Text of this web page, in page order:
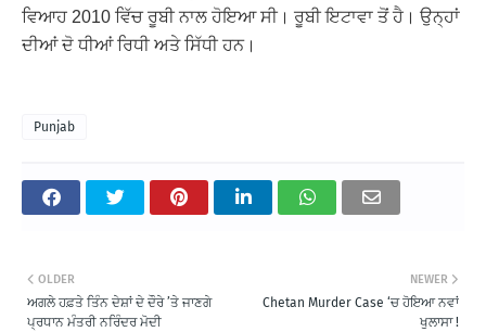
ਵਿਆਹ 2010 ਵਿੱਚ ਰੂਬੀ ਨਾਲ ਹੋਇਆ ਸੀ। ਰੂਬੀ ਇਟਾਵਾ ਤੋਂ ਹੈ। ਉਨ੍ਹਾਂ
ਦੀਆਂ ਦੋ ਧੀਆਂ ਰਿਧੀ ਅਤੇ ਸਿੱਧੀ ਹਨ।
Punjab
NEWER
Chetan Murder Case ‘ਚ ਹੋਇਆ ਨਵਾਂ
ਖੁਲਾਸਾ !
OLDER
ਅਗਲੇ ਹਫ਼ਤੇ ਤਿੰਨ ਦੇਸ਼ਾਂ ਦੇ ਦੌਰੇ ’ਤੇ ਜਾਣਗੇ
ਪ੍ਰਧਾਨ ਮੰਤਰੀ ਨਰਿੰਦਰ ਮੋਦੀ